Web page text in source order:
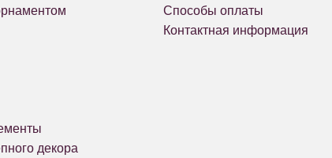
декора
Способы оплаты
Контактная информация